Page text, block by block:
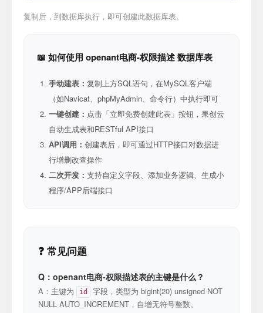
复制后，到数据库执行，即可创建此数据库表。
📖 如何使用 openant电商-权限描述 数据库表
手动建表： 复制上方SQL语句，在MySQL客户端
（如Navicat、phpMyAdmin、命令行）中执行即可
一键创建： 点击「立即免费创建此表」按钮，果创云
自动生成表和RESTful API接口
API调用： 创建表后，即可通过HTTP接口对数据进
行增删改查操作
二次开发： 支持自定义字段、添加业务逻辑、生成小
程序/APP后端接口
❓ 常见问题
Q：openant电商-权限描述表的主键是什么？
A：主键为 id
字段，类型为 bigint(20) unsigned NOT
NULL AUTO_INCREMENT，自增无符号整数。